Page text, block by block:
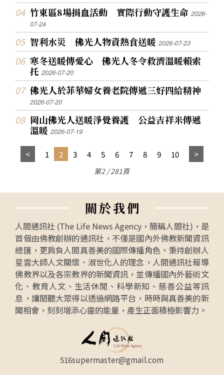
竹東區8場捐血活動 實際行動守護生命2026-
07-24
智利水災 佛光人物資熱食送暖2026-07-23
寒冬送暖傳愛心 佛光人冬令救濟溫暖賴索
托2026-07-20
佛光人於菲華婦女養老院傳遞三好四給精神
2026-07-20
岡山佛光人送暖淨覺養護 公益吉祥米傳遞
溫暖2026-07-19
1 2 3 4 5 6 7 8 9 10
第2 / 281頁
關於我們
人間通訊社 (The Life News Agency，簡稱人間社)，是
首個由佛教創辦的通訊社，不僅是國內外佛教新聞資訊
總匯，更肩負人間真善美的國際傳播角色。秉持創辦人
星雲大師人文關懷、淑世化人的理念，人間通訊社報導
佛教界以及各宗教界的新聞資訊，並傳播國內外藝術文
化、教育人文、生活休閒、科學新知、慈善公益等訊
息，讓閱聽大眾得以透過網路平台，時時與真善美的新
聞相會，刻刻增添心靈的能量，產生正面積極影響力。
516supermaster@gmail.com